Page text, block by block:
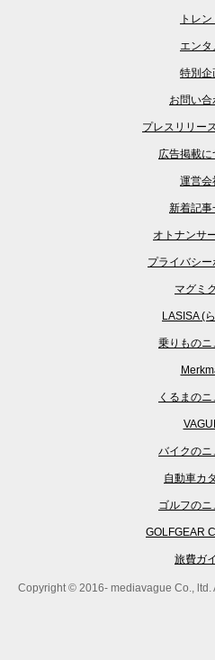
トレン
エンタ
特別企
お問い合
プレスリリー
広告掲載に
運営会
新着記事
オトナンサ
プライバシー
マグミ
LASISA (
乗りものニ
くるまの
バイクのニ
自動車カ
ゴルフのニ
GOLFGEAR
旅費ガ
Copyright © 2016- mediavague Co., ltd.